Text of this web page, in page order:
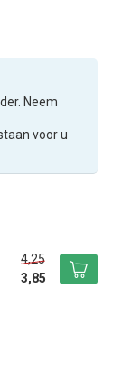
Neem
staan voor u
4,25
3,85